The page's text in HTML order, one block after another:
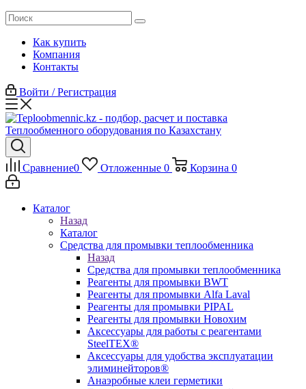
Как купить
Компания
Контакты
Войти / Регистрация
Сравнение0 Отложенные 0 Корзина 0
Каталог
Назад
Каталог
Средства для промывки теплообменника
Назад
Средства для промывки теплообменника
Реагенты для промывки BWT
Реагенты для промывки Alfa Laval
Реагенты для промывки PIPAL
Реагенты для промывки Новохим
Аксессуары для работы с реагентами
SteelTEX®
Аксессуары для удобства эксплуатации
элиминейторов®
Анаэробные клеи герметики